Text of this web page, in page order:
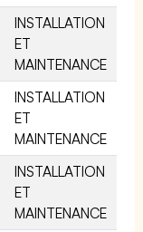
INSTALLATION
ET
MAINTENANCE
INSTALLATION
ET
MAINTENANCE
INSTALLATION
ET
MAINTENANCE